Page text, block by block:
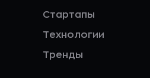
Стартапы
Технологии
Тренды